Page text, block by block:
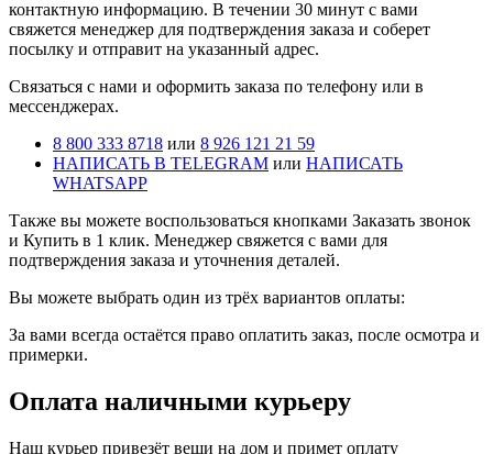
контактную информацию. В течении 30 минут с вами
свяжется менеджер для подтверждения заказа и соберет
посылку и отправит на указанный адрес.
Cвязаться с нами и оформить заказа по телефону или в
мессенджерах.
8 800 333 8718 или 8 926 121 21 59
НАПИСАТЬ В TELEGRAM или НАПИСАТЬ
WHATSAPP
Также вы можете воспользоваться кнопками Заказать звонок
и Купить в 1 клик. Менеджер свяжется с вами для
подтверждения заказа и уточнения деталей.
Вы можете выбрать один из трёх вариантов оплаты:
За вами всегда остаётся право оплатить заказ, после осмотра и
примерки.
Оплата наличными курьеру
Наш курьер привезёт вещи на дом и примет оплату